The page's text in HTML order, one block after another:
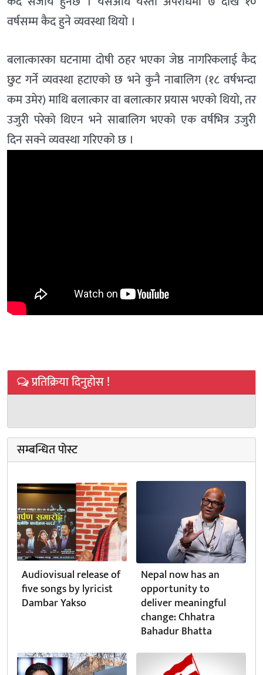
वर्षसम्म कैद हुने व्यवस्था थियो ।
बलात्कारका घटनामा दोषी ठहर भएका जेष्ठ नागरिकलाई कैद
छुट गर्ने व्यवस्था हटाएको छ भने कुनै नाबालिग (१८ वर्षभन्दा
कम उमेर) माथि बलात्कार वा बलात्कार प्रयास भएको थियो, तर
उजुरी परेको थिएन भने साबालिग भएको एक वर्षभित्र उजुरी
दिन सक्ने व्यवस्था गरिएको छ ।
प्रतिक्रिया दिनुहोस !
सम्बन्धित पोस्ट
Audiovisual release of
five songs by lyricist
Dambar Yakso
Nepal now has an
opportunity to
deliver meaningful
change: Chhatra
Bahadur Bhatta